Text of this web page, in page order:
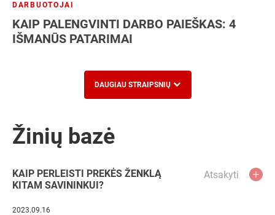
DARBUOTOJAI
KAIP PALENGVINTI DARBO PAIEŠKAS: 4
IŠMANŪS PATARIMAI
DAUGIAU STRAIPSNIŲ
Žinių bazė
KAIP PERLEISTI PREKĖS ŽENKLĄ
KITAM SAVININKUI?
Atsakyti
2023.09.16